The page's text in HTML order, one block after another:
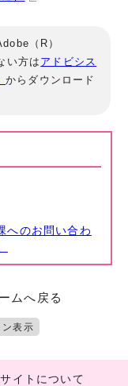
（R）
い方は アドビシス
からダウンロード
へのお問い合わ
ムへ戻る
ン表示
イトについて